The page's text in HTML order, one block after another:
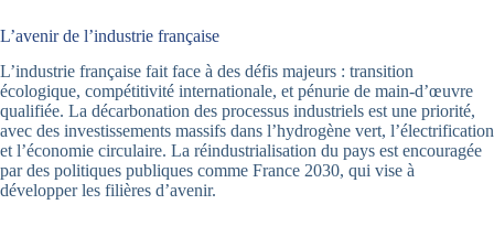
L’avenir de l’industrie française
L’industrie française fait face à des défis majeurs : transition
écologique, compétitivité internationale, et pénurie de main-d’œuvre
qualifiée. La décarbonation des processus industriels est une priorité,
avec des investissements massifs dans l’hydrogène vert, l’électrification
et l’économie circulaire. La réindustrialisation du pays est encouragée
par des politiques publiques comme France 2030, qui vise à
développer les filières d’avenir.